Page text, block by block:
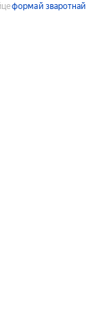
формай зваротнай